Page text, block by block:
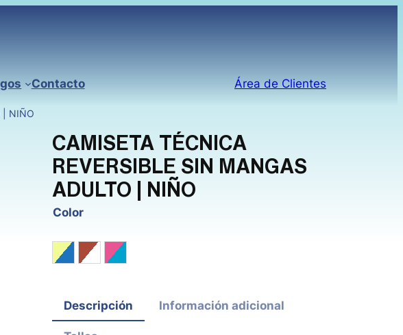
Contacto Área de Clientes
| NIÑO
CAMISETA TÉCNICA
REVERSIBLE SIN MANGAS
ADULTO | NIÑO
Color
Amarillo Fluor / Royal
Rojo / Blanco
Rosa gum / Cian
Descripción Información adicional